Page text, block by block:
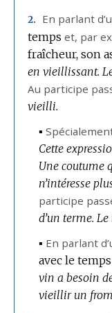
2. En parlant
temps et, par
fraîcheur, son
en vieillissant.
Au participe
vieilli.
▪
Cette
Une coutume
n’intéresse
participe
d’un terme.
▪ En parlant
avec le
vin a besoin
vieillir un